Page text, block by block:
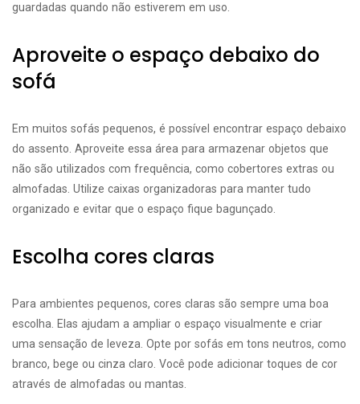
guardadas quando não estiverem em uso.
Aproveite o espaço debaixo do
sofá
Em muitos sofás pequenos, é possível encontrar espaço debaixo
do assento. Aproveite essa área para armazenar objetos que
não são utilizados com frequência, como cobertores extras ou
almofadas. Utilize caixas organizadoras para manter tudo
organizado e evitar que o espaço fique bagunçado.
Escolha cores claras
Para ambientes pequenos, cores claras são sempre uma boa
escolha. Elas ajudam a ampliar o espaço visualmente e criar
uma sensação de leveza. Opte por sofás em tons neutros, como
branco, bege ou cinza claro. Você pode adicionar toques de cor
através de almofadas ou mantas.